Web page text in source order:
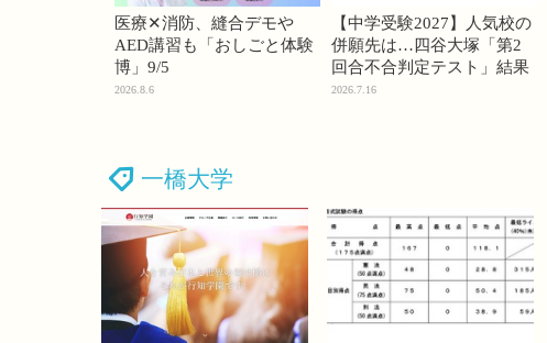
医療✕消防、縫合デモや
AED講習も「おしごと体験
博」9/5
2026.8.6
【中学受験2027】人気校の
併願先は…四谷大塚「第2
回合不合判定テスト」結果
2026.7.16
一橋大学